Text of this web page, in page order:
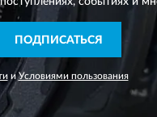
ПОДПИСАТЬСЯ
иУсловиями пользования